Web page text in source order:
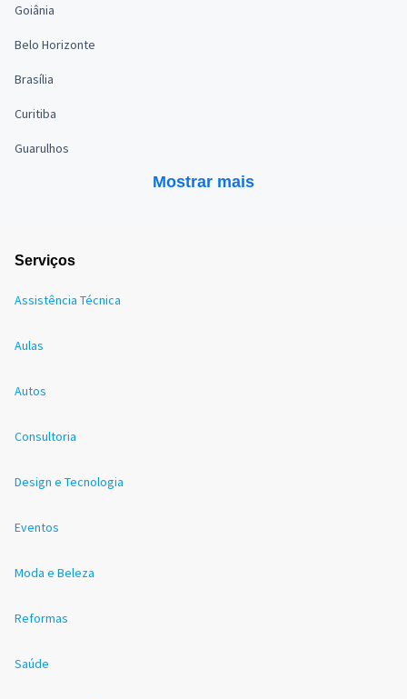
Goiânia
Belo Horizonte
Brasília
Curitiba
Guarulhos
Mostrar mais
Serviços
Assistência Técnica
Aulas
Autos
Consultoria
Design e Tecnologia
Eventos
Moda e Beleza
Reformas
Saúde